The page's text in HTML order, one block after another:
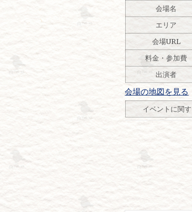
会場名
エリア
会場URL
料金・参加費
出演者
会場の地図を見る
イベントに関